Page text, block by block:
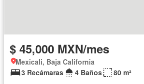
$ 45,000 MXN/mes
Mexicali, Baja California
3 Recámaras
4 Baños 80 m²